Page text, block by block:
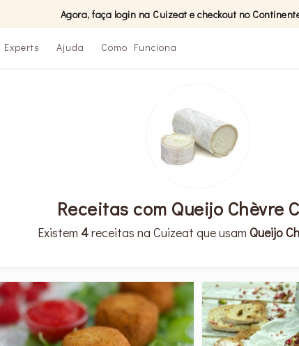
Agora, faça login na Cuizeat e checkout no
Experts Ajuda Como Funciona
Receitas com Queijo Chèvre
Existem 4receitas na Cuizeat que usamQueijo